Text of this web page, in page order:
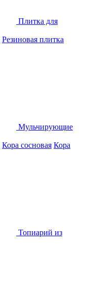
Плитка для
Резиновая плитка
Мульчирующие
Кора сосновая Кора
Топиарий из